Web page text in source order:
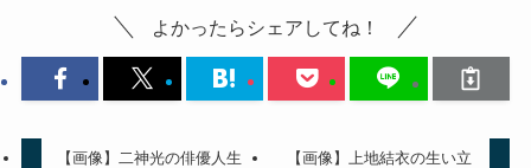
よかったらシェアしてね！
【画像】二神光の俳優人生
【画像】上地結衣の生い立